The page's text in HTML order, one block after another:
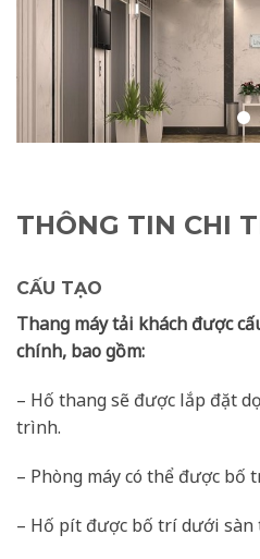
THÔNG TIN CHI
CẤU TẠO
Thang máy tải khách được
chính, bao gồm:
– Hố thang sẽ được lắp đặt
trình.
– Phòng máy có thể được bố
– Hố pít được bố trí dưới sàn